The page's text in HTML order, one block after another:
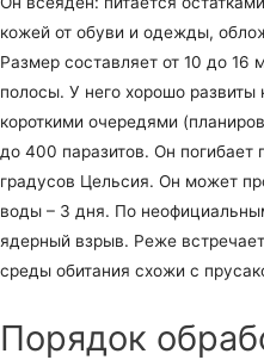
кожей от обуви и одежды,
Размер составляет от 10 до
полосы. У него хорошо развиты
короткими очередями
до 400 паразитов. Он погибает
градусов Цельсия. Он может
воды – 3 дня. По
ядерный взрыв. Реже
среды обитания схожи с
Порядок